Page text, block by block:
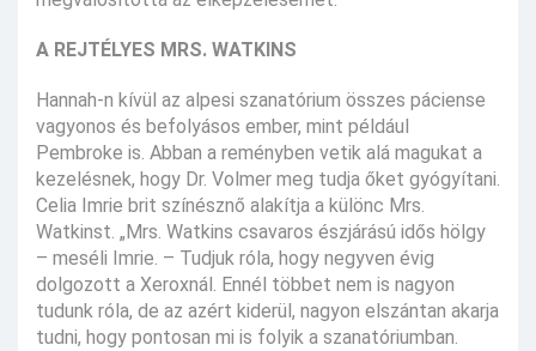
A REJTÉLYES MRS. WATKINS
Hannah-n kívül az alpesi szanatórium összes páciense
vagyonos és befolyásos ember, mint például
Pembroke is. Abban a reményben vetik alá magukat a
kezelésnek, hogy Dr. Volmer meg tudja őket gyógyítani.
Celia Imrie brit színésznő alakítja a különc Mrs.
Watkinst. „Mrs. Watkins csavaros észjárású idős hölgy
– meséli Imrie. – Tudjuk róla, hogy negyven évig
dolgozott a Xeroxnál. Ennél többet nem is nagyon
tudunk róla, de az azért kiderül, nagyon elszántan akarja
tudni, hogy pontosan mi is folyik a szanatóriumban.